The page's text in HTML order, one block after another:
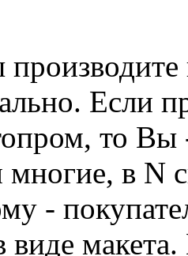
Если
то Вы
многие, в N
-
виде